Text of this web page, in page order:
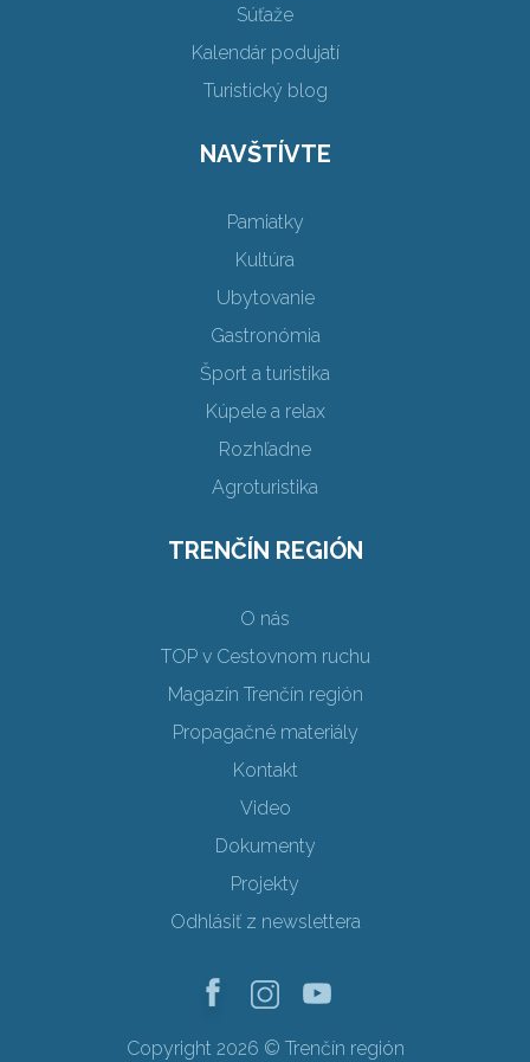
Súťaže
Kalendár podujatí
Turistický blog
NAVŠTÍVTE
Pamiatky
Kultúra
Ubytovanie
Gastronómia
Šport a turistika
Kúpele a relax
Rozhľadne
Agroturistika
TRENČÍN REGIÓN
O nás
TOP v Cestovnom ruchu
Magazín Trenčín región
Propagačné materiály
Kontakt
Video
Dokumenty
Projekty
Odhlásiť z newslettera
Copyright 2026 © Trenčín región